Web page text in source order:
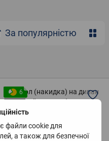
файли cookie для
а також для безпечної
За популярністю
6